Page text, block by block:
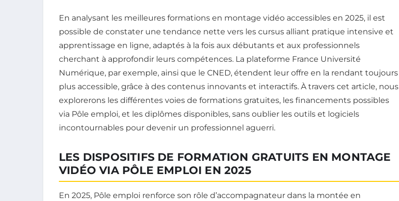
En analysant les meilleures formations en montage vidéo accessibles en 2025, il est
possible de constater une tendance nette vers les cursus alliant pratique intensive et
apprentissage en ligne, adaptés à la fois aux débutants et aux professionnels
cherchant à approfondir leurs compétences. La plateforme France Université
Numérique, par exemple, ainsi que le CNED, étendent leur offre en la rendant toujours
plus accessible, grâce à des contenus innovants et interactifs. À travers cet article, nous
explorerons les différentes voies de formations gratuites, les financements possibles
via Pôle emploi, et les diplômes disponibles, sans oublier les outils et logiciels
incontournables pour devenir un professionnel aguerri.
LES DISPOSITIFS DE FORMATION GRATUITS EN MONTAGE
VIDÉO VIA PÔLE EMPLOI EN 2025
En 2025, Pôle emploi renforce son rôle d’accompagnateur dans la montée en